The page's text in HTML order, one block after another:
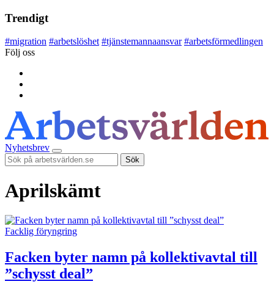
Trendigt
#migration #arbetslöshet #tjänstemannaansvar #arbetsförmedlingen
Följ oss
Nyhetsbrev
Sök
Aprilskämt
Facklig föryngring
Facken byter namn på kollektivavtal till
”schysst deal”